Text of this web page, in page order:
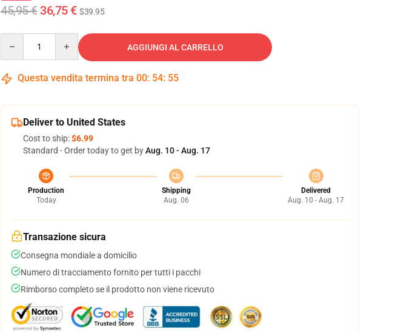
45,95 €36,75 € $39.95
AGGIUNGI AL CARRELLO
Questa vendita termina tra 00: 54: 54
Deliver to United States
Cost to ship:$6.99
Standard - Order today to get byAug. 10 - Aug. 17
Production
Today
Shipping
Aug. 06
Delivered
Aug. 10 - Aug. 17
Transazione sicura
Consegna mondiale a domicilio
Numero di tracciamento fornito per tutti i pacchi
Rimborso completo se il prodotto non viene ricevuto